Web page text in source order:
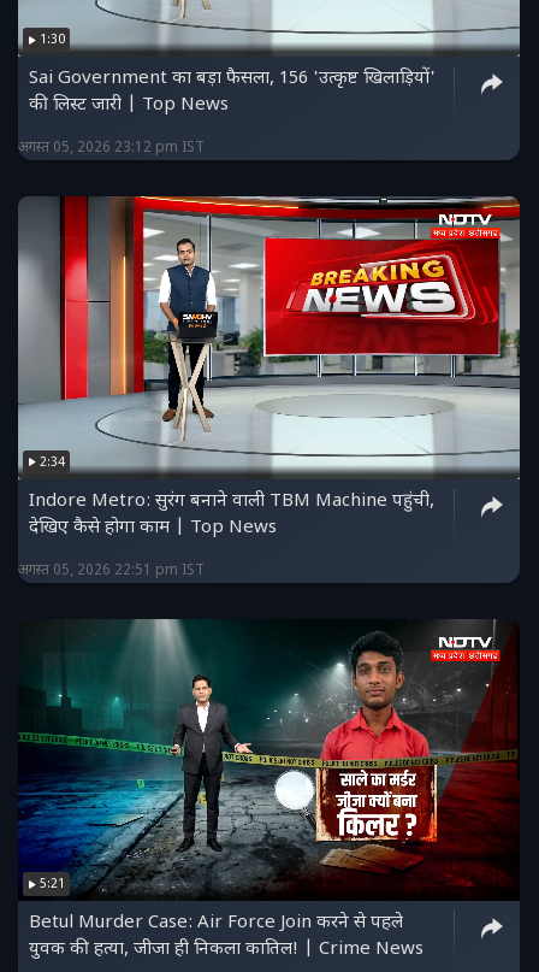
1:30
Sai Government का बड़ा फैसला, 156 'उत्कृष्ट खिलाड़ियों'
की लिस्ट जारी | Top News
अगस्त 05, 2026 23:12 pm IST
2:34
Indore Metro: सुरंग बनाने वाली TBM Machine पहुंची,
देखिए कैसे होगा काम | Top News
अगस्त 05, 2026 22:51 pm IST
5:21
Betul Murder Case: Air Force Join करने से पहले
युवक की हत्या, जीजा ही निकला कातिल! | Crime News